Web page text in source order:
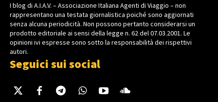
I blog di A.I.A.V. – Associazione Italiana Agenti di Viaggio – non
rappresentano una testata giornalistica poiché sono aggiornati
senza alcuna periodicità. Non possono pertanto considerarsi un
prodotto editoriale ai sensi della legge n. 62 del 07.03.2001. Le
opinioni ivi espresse sono sotto la responsabilità dei rispettivi
autori.
Seguici sui social